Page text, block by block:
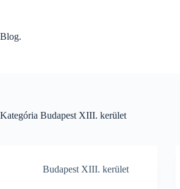
Blog.
Kategória Budapest XIII. kerület
Budapest XIII. kerület